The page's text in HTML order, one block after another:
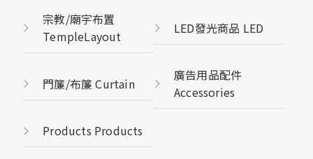
宗教/廟宇布置
TempleLayout
LED發光商品 LED
門簾/布簾 Curtain
廣告用品配件
Accessories
Products Products